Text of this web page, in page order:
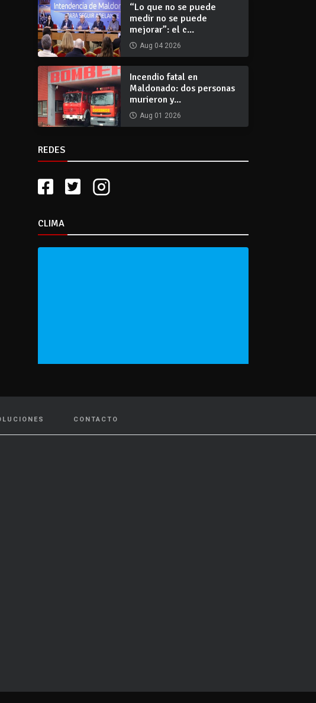
“Lo que no se puede
medir no se puede
mejorar”: el c...
Aug 04 2026
Incendio fatal en
Maldonado: dos personas
murieron y...
Aug 01 2026
REDES
CLIMA
CONTACTO